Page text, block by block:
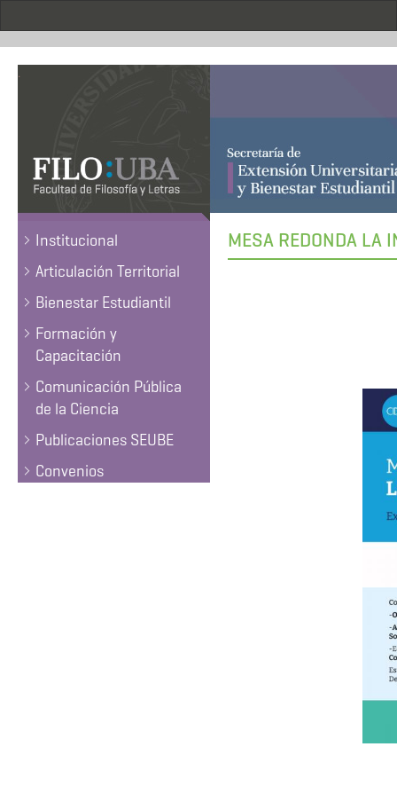
.
Institucional
Articulación Territorial
Bienestar Estudiantil
Formación y
Capacitación
Comunicación Pública
de la Ciencia
Publicaciones SEUBE
Convenios
MESA REDONDA LA